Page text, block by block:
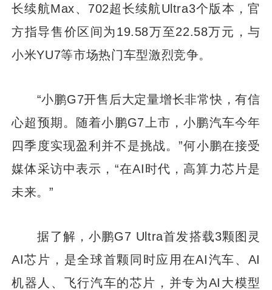
长续航Max、702超长续航Ultra3个版本，官
方指导售价区间为19.58万至22.58万元，与
小米YU7等市场热门车型激烈竞争。
“小鹏G7开售后大定量增长非常快，有信
心超预期。随着小鹏G7上市，小鹏汽车今年
四季度实现盈利并不是挑战。”何小鹏在接受
媒体采访中表示，“在AI时代，高算力芯片是
未来。”
据了解，小鹏G7 Ultra首发搭载3颗图灵
AI芯片，是全球首颗同时应用在AI汽车、AI
机器人、飞行汽车的芯片，并专为AI大模型